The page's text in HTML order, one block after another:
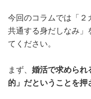
今回のコラムでは「２
共通する身だしなみ」
てください。
まず、 婚活で求められ
的」だということを押